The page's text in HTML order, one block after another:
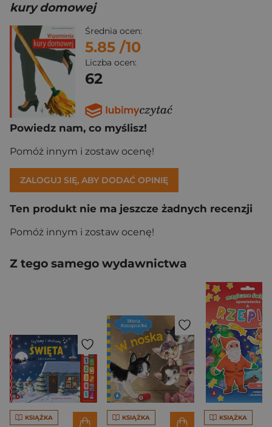
kury domowej
Średnia ocen:
5.85 /10
Liczba ocen:
62
Powiedz nam, co myślisz!
Pomóż innym i zostaw ocenę!
ZALOGUJ SIĘ, ABY DODAĆ OPINIĘ
Ten produkt nie ma jeszcze żadnych recenzji
Pomóż innym i zostaw ocenę!
Z tego samego wydawnictwa
KSIĄŻKA KSIĄŻKA KSIĄŻKA